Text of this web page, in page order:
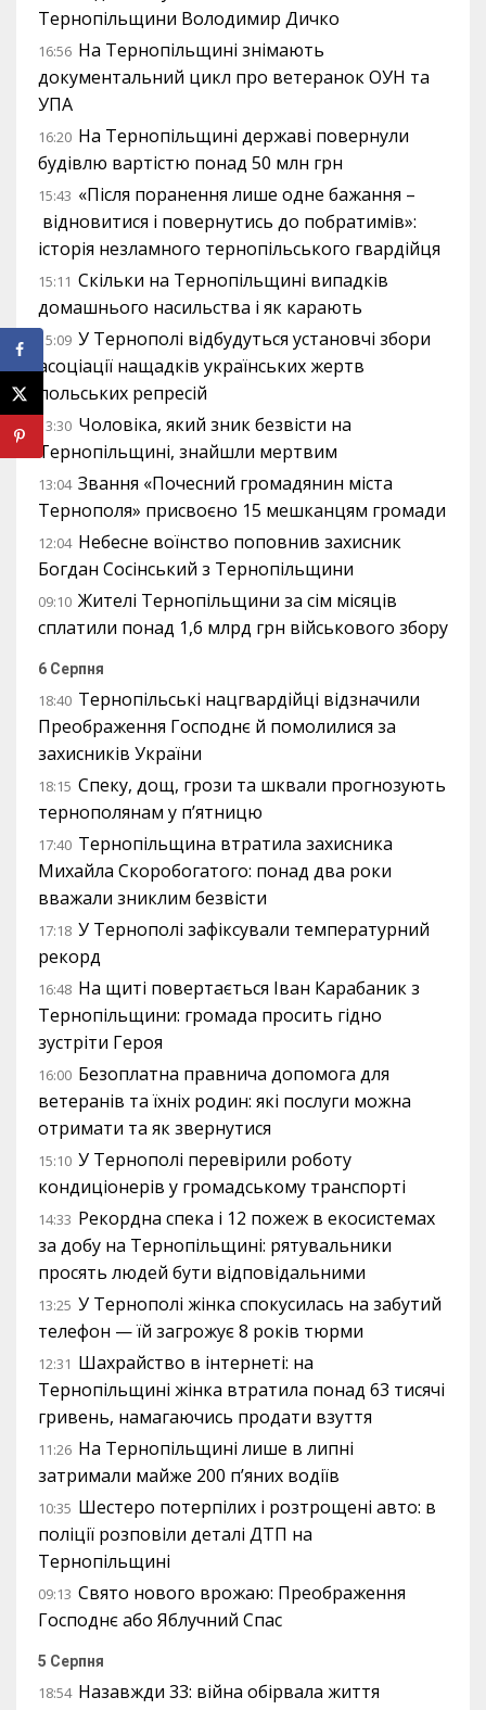
Тернопільщини Володимир Дичко
16:56 На Тернопільщині знімають
документальний цикл про ветеранок ОУН та
УПА
16:20 На Тернопільщині державі повернули
будівлю вартістю понад 50 млн грн
15:43 «Після поранення лише одне бажання –
відновитися і повернутись до побратимів»:
історія незламного тернопільського гвардійця
15:11 Скільки на Тернопільщині випадків
домашнього насильства і як карають
15:09 У Тернополі відбудуться установчі збори
асоціації нащадків українських жертв
польських репресій
13:30 Чоловіка, який зник безвісти на
Тернопільщині, знайшли мертвим
13:04 Звання «Почесний громадянин міста
Тернополя» присвоєно 15 мешканцям громади
12:04 Небесне воїнство поповнив захисник
Богдан Сосінський з Тернопільщини
09:10 Жителі Тернопільщини за сім місяців
сплатили понад 1,6 млрд грн військового збору
6 Серпня
18:40 Тернопільські нацгвардійці відзначили
Преображення Господнє й помолилися за
захисників України
18:15 Спеку, дощ, грози та шквали прогнозують
тернополянам у п’ятницю
17:40 Тернопільщина втратила захисника
Михайла Скоробогатого: понад два роки
вважали зниклим безвісти
17:18 У Тернополі зафіксували температурний
рекорд
16:48 На щиті повертається Іван Карабаник з
Тернопільщини: громада просить гідно
зустріти Героя
16:00 Безоплатна правнича допомога для
ветеранів та їхніх родин: які послуги можна
отримати та як звернутися
15:10 У Тернополі перевірили роботу
кондиціонерів у громадському транспорті
14:33 Рекордна спека і 12 пожеж в екосистемах
за добу на Тернопільщині: рятувальники
просять людей бути відповідальними
13:25 У Тернополі жінка спокусилась на забутий
телефон — їй загрожує 8 років тюрми
12:31 Шахрайство в інтернеті: на
Тернопільщині жінка втратила понад 63 тисячі
гривень, намагаючись продати взуття
11:26 На Тернопільщині лише в липні
затримали майже 200 п’яних водіїв
10:35 Шестеро потерпілих і розтрощені авто: в
поліції розповіли деталі ДТП на
Тернопільщині
09:13 Свято нового врожаю: Преображення
Господнє або Яблучний Спас
5 Серпня
18:54 Назавжди 33: війна обірвала життя